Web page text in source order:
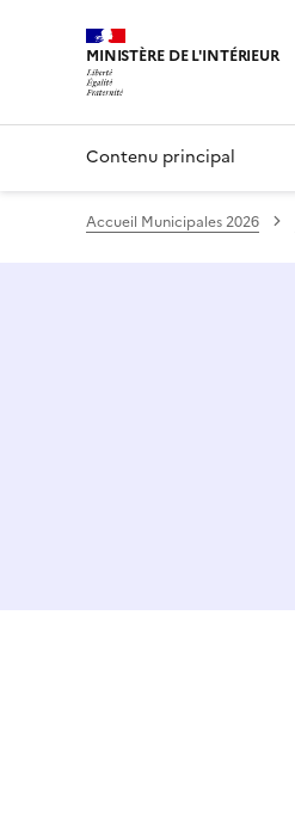
MINISTÈRE DE L'INTÉRIEUR
Contenu principal
Accueil Municipales 2026